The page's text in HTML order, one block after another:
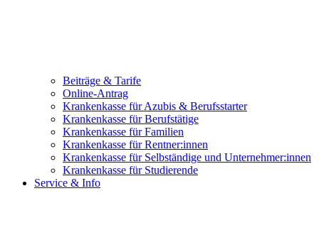
Beiträge & Tarife
Online-Antrag
Krankenkasse für Azubis & Berufsstarter
Krankenkasse für Berufstätige
Krankenkasse für Familien
Krankenkasse für Rentner:innen
Krankenkasse für Selbständige und Unternehmer:innen
Krankenkasse für Studierende
Service & Info